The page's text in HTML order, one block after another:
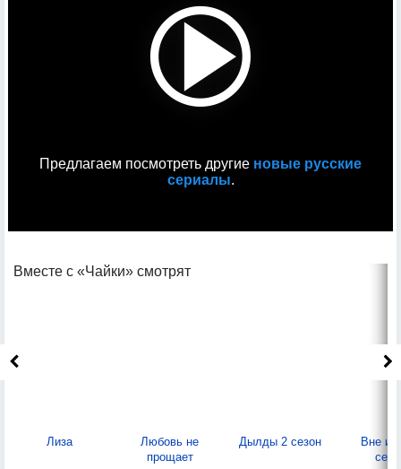
Предлагаем посмотреть другие новые русские
сериалы.
Вместе с «Чайки» смотрят
Лиза
Любовь не
прощает
Дылды 2 сезон
Вне